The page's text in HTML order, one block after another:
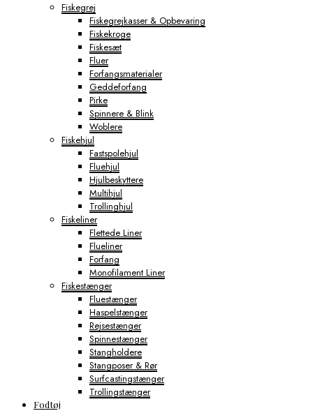
Fiskegrej
Fiskegrejkasser & Opbevaring
Fiskekroge
Fiskesæt
Fluer
Forfangsmaterialer
Geddeforfang
Pirke
Spinnere & Blink
Woblere
Fiskehjul
Fastspolehjul
Fluehjul
Hjulbeskyttere
Multihjul
Trollinghjul
Fiskeliner
Flettede Liner
Flueliner
Forfang
Monofilament Liner
Fiskestænger
Fluestænger
Haspelstænger
Rejsestænger
Spinnestænger
Stangholdere
Stangposer & Rør
Surfcastingstænger
Trollingstænger
Fodtøj